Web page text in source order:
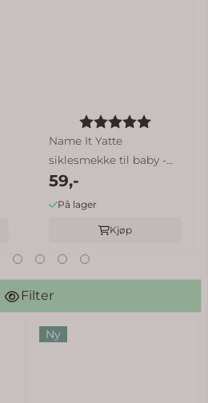
Karakter:
Name It Yatte
siklesmekke til baby -
100% Perfekt ...
59,-
På lager
Kjøp
Filter
Ny